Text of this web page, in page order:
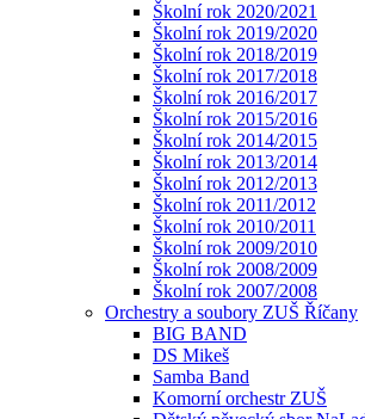
Školní rok 2020/2021
Školní rok 2019/2020
Školní rok 2018/2019
Školní rok 2017/2018
Školní rok 2016/2017
Školní rok 2015/2016
Školní rok 2014/2015
Školní rok 2013/2014
Školní rok 2012/2013
Školní rok 2011/2012
Školní rok 2010/2011
Školní rok 2009/2010
Školní rok 2008/2009
Školní rok 2007/2008
Orchestry a soubory ZUŠ Říčany
BIG BAND
DS Mikeš
Samba Band
Komorní orchestr ZUŠ